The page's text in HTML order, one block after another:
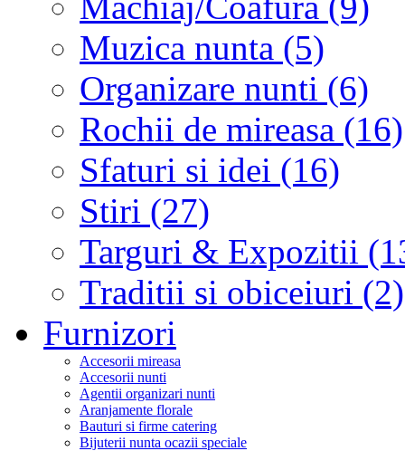
Muzica nunta (5)
Organizare nunti (6)
Rochii de mireasa (16)
Sfaturi si idei (16)
Stiri (27)
Targuri & Expozitii
Traditii si obiceiuri (2)
Furnizori
Accesorii mireasa
Accesorii nunti
Agentii organizari nunti
Aranjamente florale
Bauturi si firme catering
Bijuterii nunta ocazii speciale